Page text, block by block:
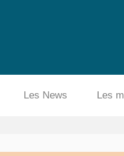
Les News Les